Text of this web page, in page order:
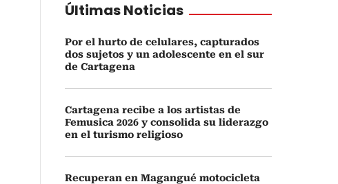
Últimas Noticias
Por el hurto de celulares, capturados
dos sujetos y un adolescente en el sur
de Cartagena
Cartagena recibe a los artistas de
Femusica 2026 y consolida su liderazgo
en el turismo religioso
Recuperan en Magangué motocicleta